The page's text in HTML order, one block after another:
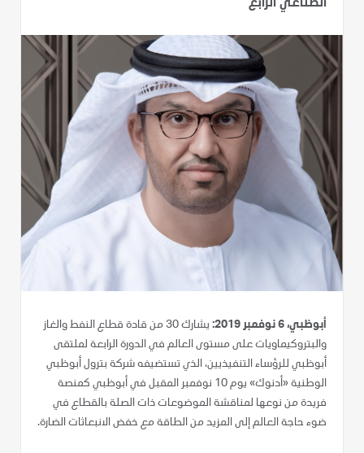
الصناعي الرابع
أبوظبي، 6 نوفمبر 2019:
يشارك 30 من قادة قطاع النفط والغاز
والبتروكيماويات على مستوى العالم في الدورة الرابعة لملتقى
أبوظبي للرؤساء التنفيذيين، الذي تستضيفه شركة بترول أبوظبي
الوطنية «أدنوك» يوم 10 نوفمبر المقبل في أبوظبي كمنصة
فريدة من نوعها لمناقشة الموضوعات ذات الصلة بالقطاع في
ضوء حاجة العالم إلى المزيد من الطاقة مع خفض الانبعاثات الضارة.